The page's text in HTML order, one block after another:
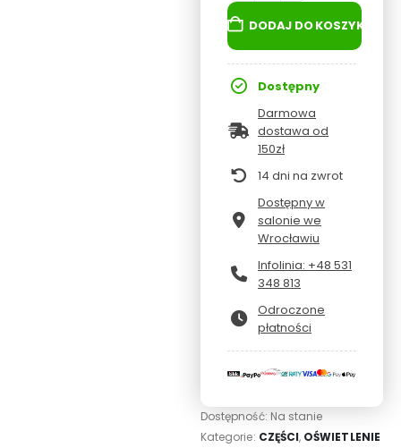
DODAJ DO KOSZYKA
Dostępny
Darmowa
dostawa od
150zł
14 dni na zwrot
Dostępny w
salonie we
Wrocławiu
Infolinia: +48 531
348 813
Odroczone
płatności
Dostępność: Na stanie
Kategorie: CZĘŚCI, OŚWIETLENIE